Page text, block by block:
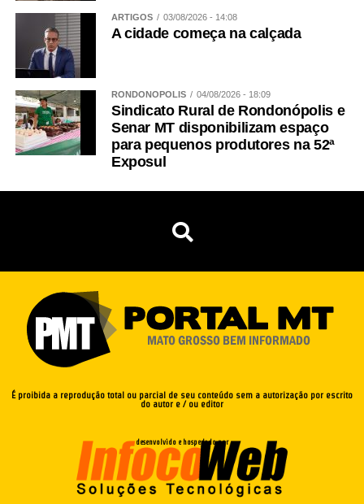
ARTIGOS 03/08/2026 - 14:08
A cidade começa na calçada
RONDONÓPOLIS 04/08/2026 - 18:09
Sindicato Rural de Rondonópolis e
Senar MT disponibilizam espaço
para pequenos produtores na 52ª
Exposul
É proibida a reprodução total ou parcial de seu conteúdo sem a autorização por escrito
do autor e / ou editor
desenvolvido e hospedado por